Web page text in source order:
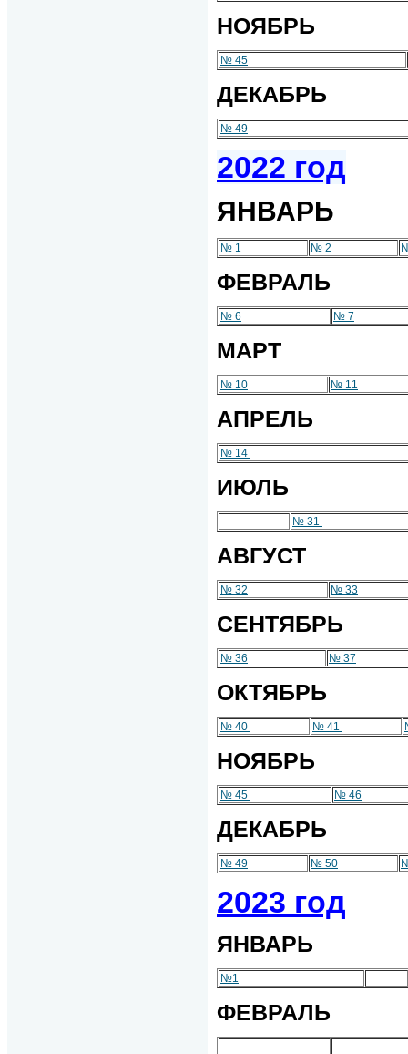
НОЯБРЬ
№ 45
ДЕКАБРЬ
№ 49
2022 год
ЯНВАРЬ
№ 1 № 2
ФЕВРАЛЬ
№ 6 № 7
МАРТ
№ 10 № 11
АПРЕЛЬ
№ 14
ИЮЛЬ
№ 31
АВГУСТ
№ 32 № 33
СЕНТЯБРЬ
№ 36 № 37
ОКТЯБРЬ
№ 40 № 41
НОЯБРЬ
№ 45 № 46
ДЕКАБРЬ
№ 49 № 50
2023 год
ЯНВАРЬ
№1
ФЕВРАЛЬ